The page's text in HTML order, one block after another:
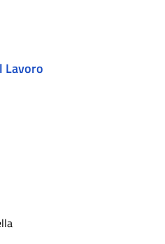
Lavoro